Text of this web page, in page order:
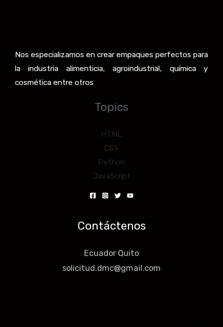
Nos especializamos en crear empaques perfectos para
la industria alimenticia, agroindustrial, química y
cosmética entre otros
Topics
HTML
CSS
Python
JavaScript
Contáctenos
Ecuador Quito
solicitud.dmc@gmail.com